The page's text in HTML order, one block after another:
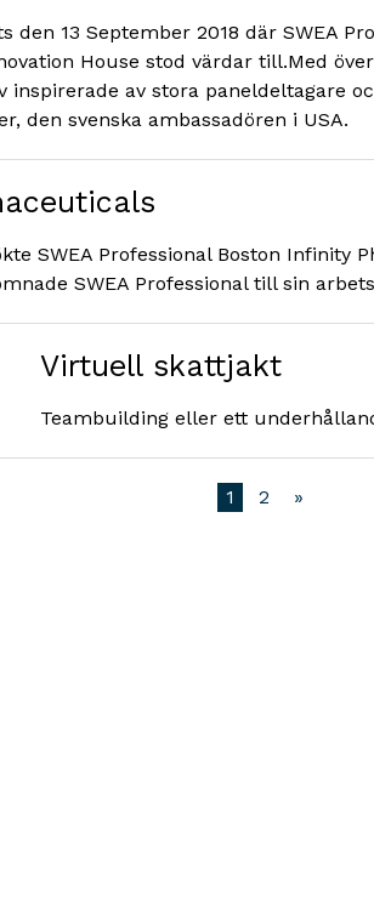
den 13 September 2018 där SWEA
House stod värdar till.Med
inspirerade av stora paneldeltagare
den svenska ambassadören i USA.
SWEA Professional Boston Infinity
SWEA Professional till sin
Virtuell skattjakt
Teambuilding eller ett
1 2 »